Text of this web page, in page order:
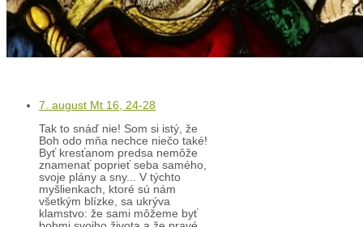
7. august Mt 16, 24-28
Tak to snáď nie! Som si istý, že
Boh odo mňa nechce niečo také!
Byť kresťanom predsa nemôže
znamenať poprieť seba samého,
svoje plány a sny... V týchto
myšlienkach, ktoré sú nám
všetkým blízke, sa ukrýva